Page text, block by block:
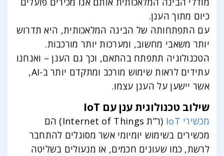
כיום מתוך הענן.
עם התפתחותה של הבינה המלאכותית, היא תדרוש
יותר משאבי מחשוב, ומערכות יותר מורכבות.
הטכנולוגיה תתפתח בהתאם, וכך גם הענן – ואנחנו
עתידים לראות שימוש מורכב ומתקדם יותר ב-AI,
אשר יישען על הענן עצמו.
שילוב טכנולוגית ענן עם IoT
מכשירי IoT
(ר”ת Internet of Things) הם
מכשירים בשימוש יומיומי אשר מסוגלים להתחבר
לרשת, כמו שעונים חכמים, או מנעולים בשליטה